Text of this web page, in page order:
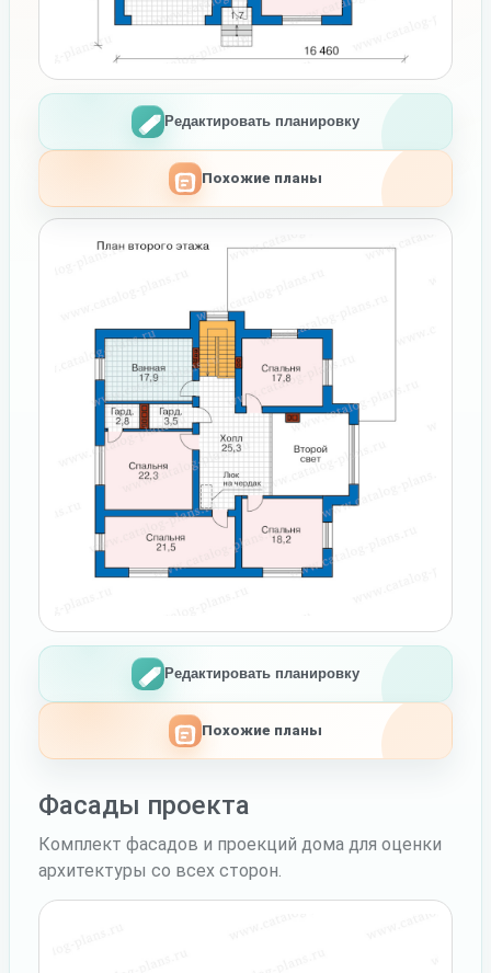
Редактировать планировку
Похожие планы
Редактировать планировку
Похожие планы
Фасады проекта
Комплект фасадов и проекций дома для оценки
архитектуры со всех сторон.